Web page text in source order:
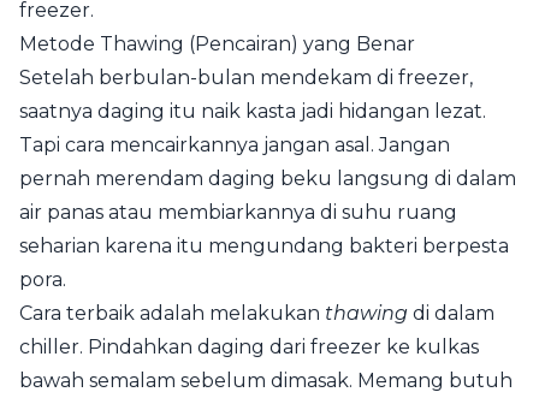
freezer.
Metode Thawing (Pencairan) yang Benar
Setelah berbulan-bulan mendekam di freezer,
saatnya daging itu naik kasta jadi hidangan lezat.
Tapi cara mencairkannya jangan asal. Jangan
pernah merendam daging beku langsung di dalam
air panas atau membiarkannya di suhu ruang
seharian karena itu mengundang bakteri berpesta
pora.
Cara terbaik adalah melakukan thawing di dalam
chiller. Pindahkan daging dari freezer ke kulkas
bawah semalam sebelum dimasak. Memang butuh